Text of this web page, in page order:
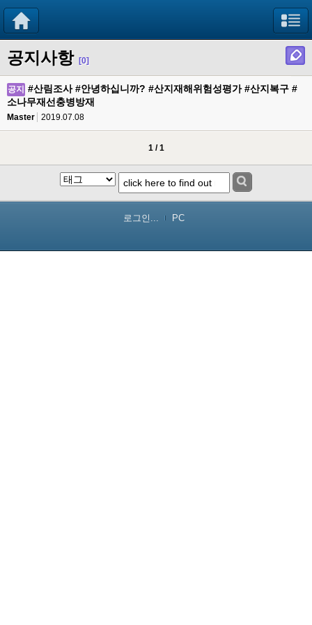
공지사항 [0]
공지
#산림조사 #안녕하십니까? #산지재해위험성평가 #산지복구 #
소나무재선충병방재
Master 2019.07.08
1 / 1
로그인... PC